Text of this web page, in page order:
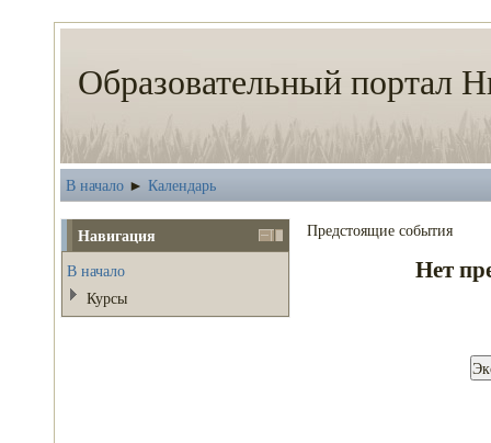
Образовательный портал
В начало ► Календарь
Предстоящие события
Нет
Навигация
В начало
Курсы